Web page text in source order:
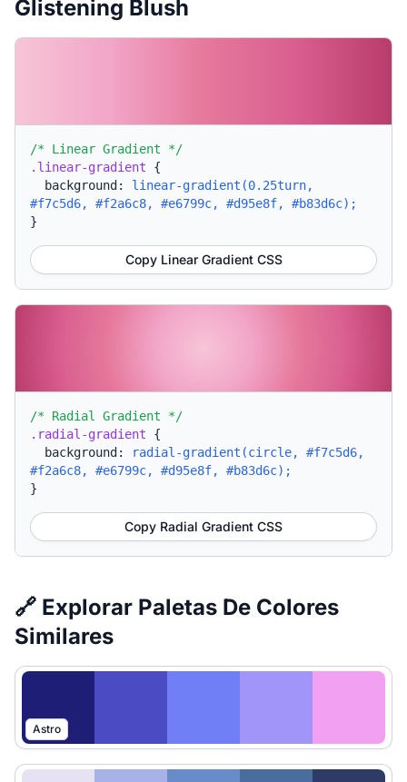
Glistening Blush
/* Linear Gradient */
.linear-gradient {
background: linear-gradient(0.25turn,
#f7c5d6, #f2a6c8, #e6799c, #d95e8f, #b83d6c);
}
Copy Linear Gradient CSS
/* Radial Gradient */
.radial-gradient {
background:
radial-gradient(circle, #f7c5d6,
#f2a6c8, #e6799c, #d95e8f, #b83d6c);
}
Copy Radial Gradient CSS
🔗 Explorar Paletas De Colores
Similares
Astro